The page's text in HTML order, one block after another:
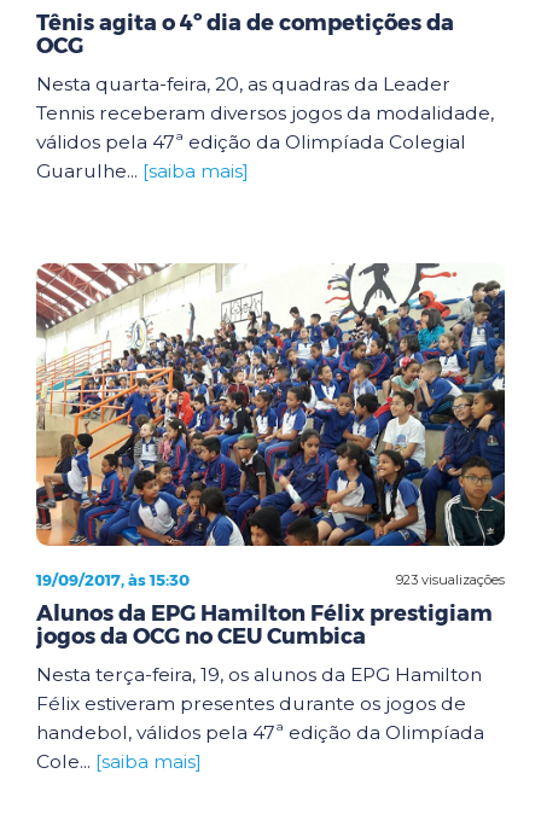
Tênis agita o 4º dia de competições da
OCG
Nesta quarta-feira, 20, as quadras da Leader
Tennis receberam diversos jogos da modalidade,
válidos pela 47ª edição da Olimpíada Colegial
Guarulhe... [saiba mais]
923 visualizações
19/09/2017, às 15:30
Alunos da EPG Hamilton Félix prestigiam
jogos da OCG no CEU Cumbica
Nesta terça-feira, 19, os alunos da EPG Hamilton
Félix estiveram presentes durante os jogos de
handebol, válidos pela 47ª edição da Olimpíada
Cole... [saiba mais]